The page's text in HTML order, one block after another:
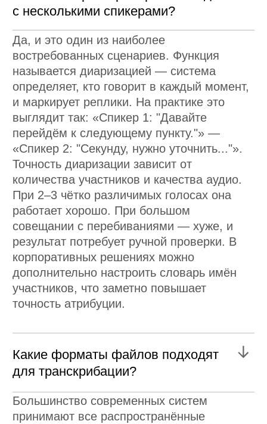
интеллектуальная обработка контента —
то, что применимо к протоколированию
систематизации результатов
исследований. При заказной разработке
такой модуль настраивается под
конкретный формат выходных данных,
которые нужны вашей команде.
Если у вас есть задача по транскрибации
видео в корпоративном контексте —
расскажите нам о ней. Мы разберём
ситуацию и предложим подходящий
АВТОР: Оксана Иванова
ОПУБЛИКОВАНО: 5 июня 2026 г.
ПОЛУЧИТЕ
КОНСУЛЬТАЦИЮ